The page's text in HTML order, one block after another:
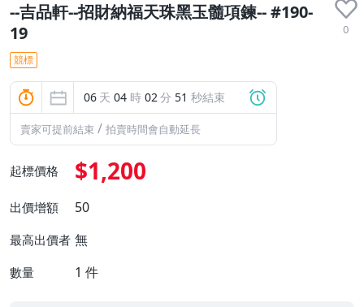
--吉品軒--招財納福天珠黑玉髓項鍊-- #190-
19
0
競標
06 天 04 時 02分 50 秒結束
賣家可提前結束 / 拍賣時間會自動延長
起標價格 $1,200
出價增額 50
最高出價者 無
數量 1 件